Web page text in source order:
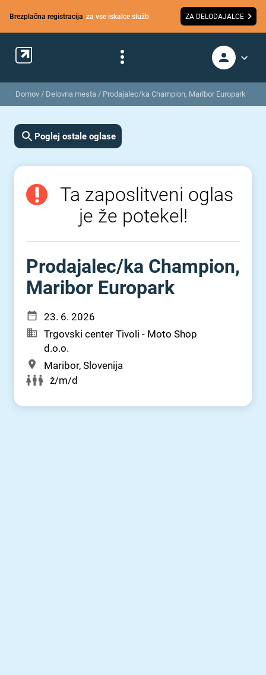
Brezplačna registracija za vse iskalce služb ZA DELODAJALCE
Domov / Delovna mesta / Prodajalec/ka Champion, Maribor Europark
Poglej ostale oglase
Ta zaposlitveni oglas
je že potekel!
Prodajalec⁠/⁠ka Champion,
Maribor Europark
23. 6. 2026
Trgovski center Tivoli - Moto Shop
d.o.o.
Maribor, Slovenija
ž/m/d